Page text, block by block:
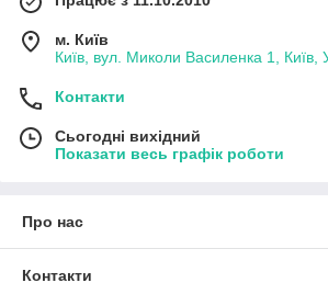
м. Київ
Київ, вул. Миколи Василенка 1, Київ,
Контакти
Сьогодні вихідний
Показати весь графік роботи
Про нас
Контакти